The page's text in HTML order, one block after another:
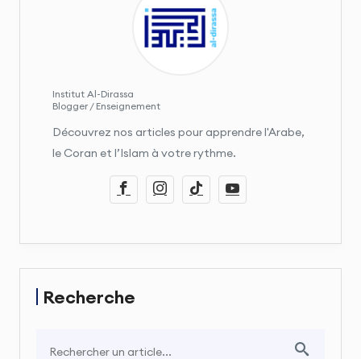
Institut Al-Dirassa
Blogger / Enseignement
Découvrez nos articles pour apprendre l'Arabe,
le Coran et l’Islam à votre rythme.
Recherche